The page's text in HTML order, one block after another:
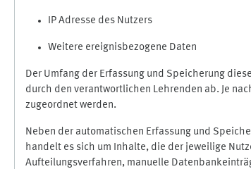
IP Adresse des Nutzers
Weitere ereignisbezogene Daten
Der Umfang der Erfassung und Speicherung
durch den verantwortlichen Lehrenden ab. Je
zugeordnet werden.
Neben der automatischen Erfassung und
handelt es sich um Inhalte, die der jeweilige
Aufteilungsverfahren, manuelle